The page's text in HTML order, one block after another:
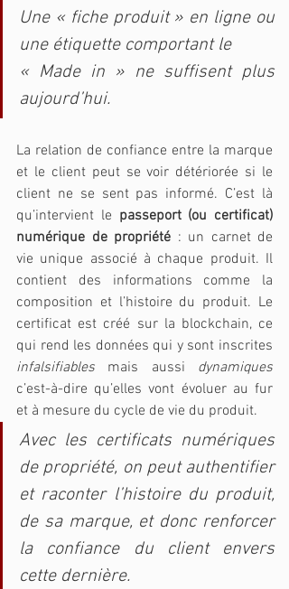
Une « fiche produit » en ligne ou
une étiquette comportant le
« Made in » ne suffisent plus
aujourd’hui.
La relation de confiance entre la marque
et le client peut se voir détériorée si le
client ne se sent pas informé. C’est là
qu’intervient le passeport (ou certificat)
numérique de propriété : un carnet de
vie unique associé à chaque produit. Il
contient des informations comme la
composition et l’histoire du produit. Le
certificat est créé sur la blockchain, ce
infalsifiables mais aussi dynamiques
c’est-à-dire qu’elles vont évoluer au fur
et à mesure du cycle de vie du produit.
Avec les certificats numériques
de propriété, on peut authentifier
et raconter l’histoire du produit,
de sa marque, et donc renforcer
la confiance du client envers
cette dernière.